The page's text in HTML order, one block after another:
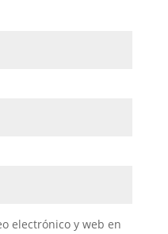
electrónico y web en